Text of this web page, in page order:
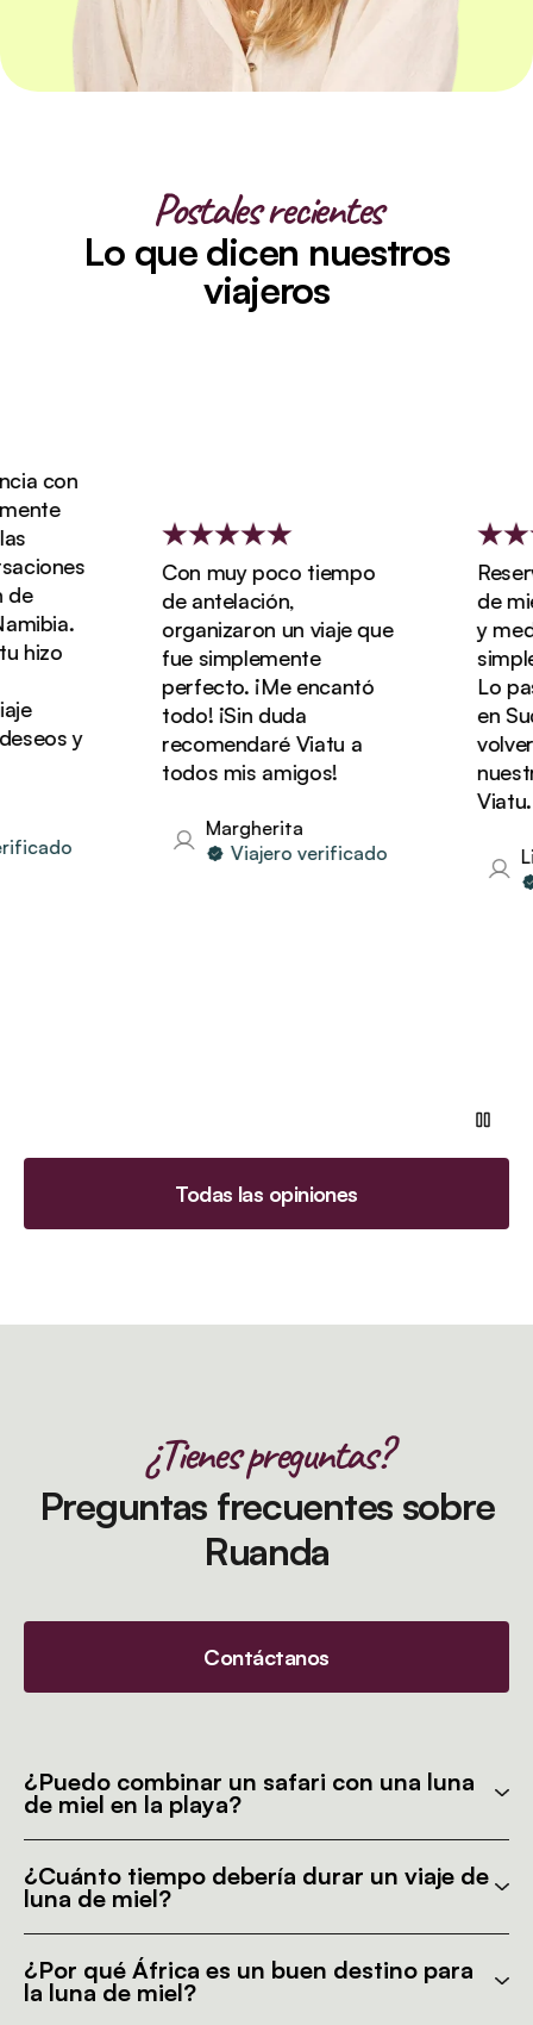
Postales recientes
Lo que dicen nuestros
viajeros
con
hizo
y
Con muy poco tiempo
de antelación,
organizaron un viaje que
fue simplemente
perfecto. ¡Me encantó
todo! ¡Sin duda
recomendaré Viatu a
todos mis amigos!
Margherita
Viajero verificado
de
y
Lo
en
Viatu.
Todas las opiniones
¿Tienes preguntas?
Preguntas frecuentes sobre
Ruanda
Contáctanos
¿Puedo combinar un safari con una luna
de miel en la playa?
¿Cuánto tiempo debería durar un viaje de
luna de miel?
¿Por qué África es un buen destino para
la luna de miel?